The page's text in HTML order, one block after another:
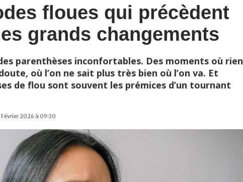
floues qui précèdent
grands changements
parenthèses inconfortables. Des moments où rien
où l’on ne sait plus très bien où l’on va. Et
de flou sont souvent les prémices d’un tournant
Février 2026 à 09:30